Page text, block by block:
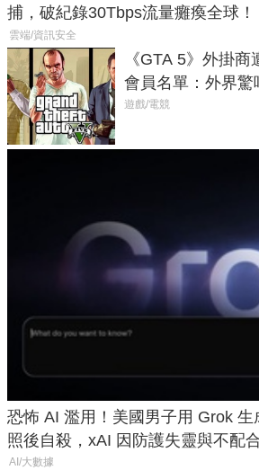
捕，破紀錄30Tbps流量癱瘓全球！
雲端/資訊安全
《GTA 5》外掛
會員名單：外界驚
在開掛！」
遊戲/電競
恐怖 AI 濫用！美國男子用 Grok
照後自殺，xAI 因防護失靈與不配
AI/大數據